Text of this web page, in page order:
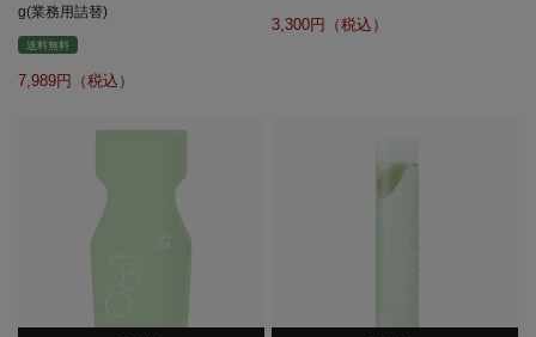
g(業務用詰替)
送料無料
7,989
3,300